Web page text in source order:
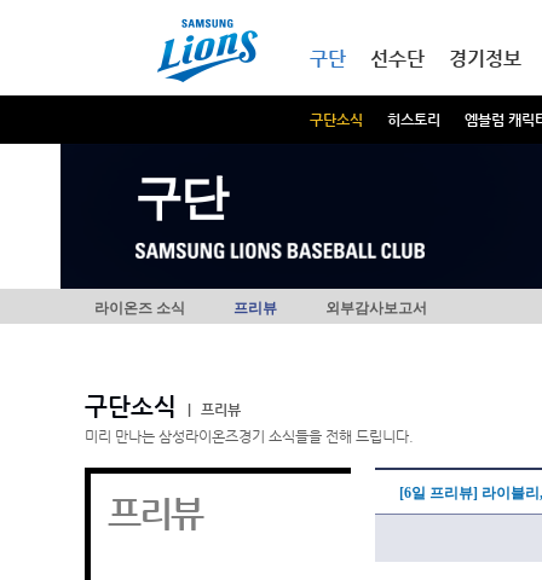
구단
구단소식 히스토리 엠블럼 캐릭
선수단 경기정보
구단
라이온즈 소식 프리뷰 외부감사보고서
구단소식
프리뷰
미리 만나는 삼성라이온즈경기 소식들을 전해 드립니다.
프리뷰 [6일 프리뷰] 라이블